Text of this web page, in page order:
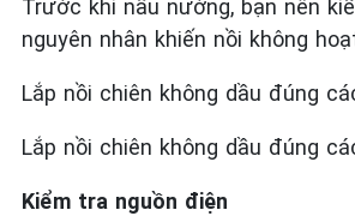
Trước khi nấu nướng, bạn nên
nguyên nhân khiến nồi không
Lắp nồi chiên không dầu đúng
Lắp nồi chiên không dầu đúng
Kiểm tra nguồn điện